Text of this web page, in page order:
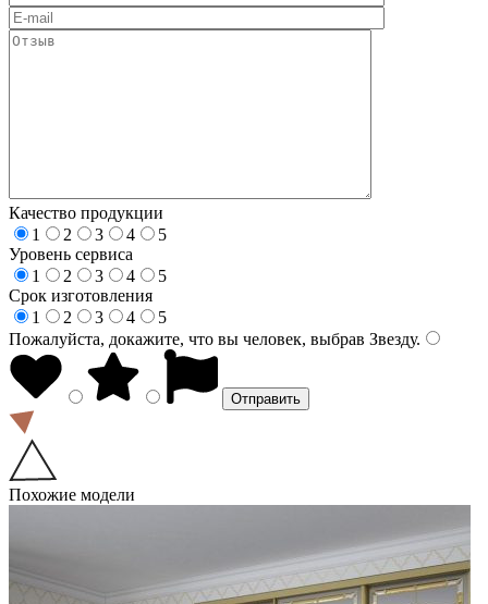
Качество продукции
1
2 3 4
5
Уровень сервиса
1
2 3 4
5
Срок изготовления
1
2 3 4
5
Пожалуйста, докажите, что вы человек, выбрав Звезду.
Похожие модели